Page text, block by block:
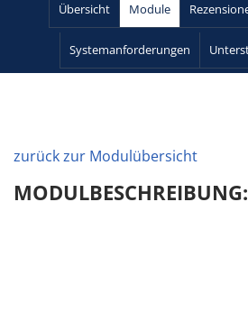
Übersicht Module
Systemanforderungen
zurück zur Modulübersicht